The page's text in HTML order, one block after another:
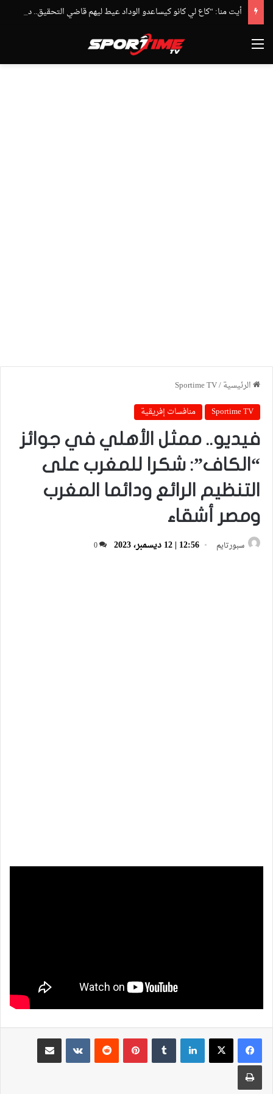
أيت منا: “كاع لي كانو كيساعدو الوداد عيط ليهم قاضي التحقيق.. دابا حتى شي واحد ما بقا باغي يعاون”
القائمة
الرئيسية/
Sportime TV
Sportime TV
منافسات إفريقية
فيديو.. ممثل الأهلي في جوائز
“الكاف”: شكرا للمغرب على
التنظيم الرائع ودائما المغرب
ومصر أشقاء
سبورتايم 12:56 | 12 ديسمبر، 2023 0
لينكدإن بينتيريست
مشاركة عبر البريد
طباعة